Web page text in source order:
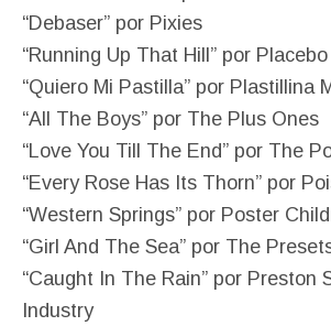
“Debaser” por Pixies
“Running Up That Hill” por Placebo
“Quiero Mi Pastilla” por Plastillina
“All The Boys” por The Plus Ones
“Love You Till The End” por The
“Every Rose Has Its Thorn” por
“Western Springs” por Poster
“Girl And The Sea” por The
“Caught In The Rain” por Preston
Industry